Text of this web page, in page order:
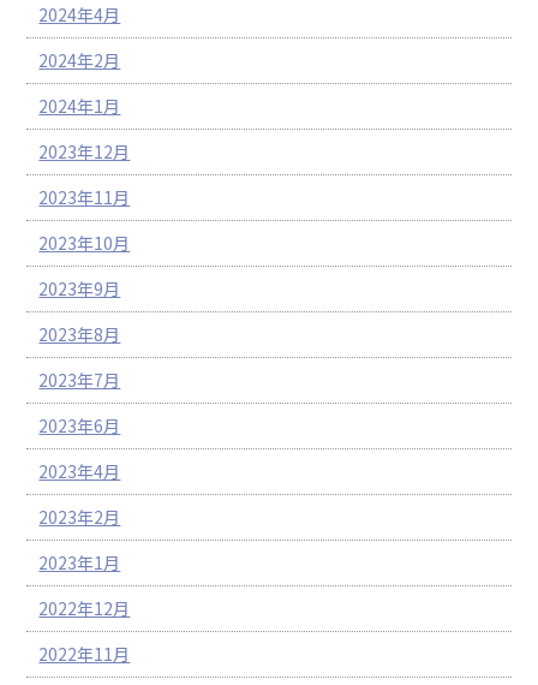
2024年4月
2024年2月
2024年1月
2023年12月
2023年11月
2023年10月
2023年9月
2023年8月
2023年7月
2023年6月
2023年4月
2023年2月
2023年1月
2022年12月
2022年11月